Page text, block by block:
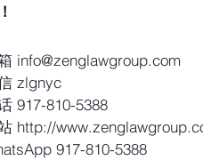
info@zenglawgroup.com
zlgnyc
917-810-5388
http://
917-810-5388